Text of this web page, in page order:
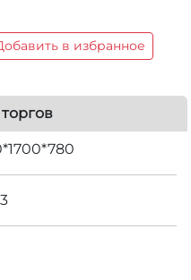
в избранное